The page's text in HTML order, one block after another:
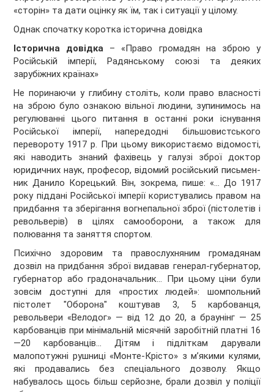
«сторін» та дати оцінку як їм, так і ситуації у цілому.
Однак спочатку коротка історична довідка
Історична довідка – «Право громадян на зброю у
Російській імперії, Радянському союзі та деяких
зарубіжних країнах»
Не поринаючи у глибину століть, коли право власності
на зброю було ознакою вільної людини, зупинимось на
регулюванні цього питання в останні роки існування
Російської імперії, напередодні більшовистського
перевороту 1917 р. При цьому використаємо відомості,
які наводить знаний фахівець у галузі зброї доктор
юридичних наук, про­фесор, відомий російський письмен­
ник Данило Корецький. Він, зокре­ма, пише: «... До 1917
року піддані Російської імперії користувались правом на
придбання та зберігання вогнепальної зброї (пістолетів і
ре­вольверів) в цілях самооборони, а та­кож для
полювання та заняття спор­том.
Психічно здоровим та правослухняним громадянам
дозвіл на придбання зброї видавав генерал-губернатор,
губернатор або градона­чальник... При цьому ціни були
зов­сім доступні для «простих людей»: шомпольний
пістолет "Оборона" коштував 3, 5 карбованця,
револьвери «Велодог» — від 12 до 20, а браунінг — 25
карбованців при мінімальній мі­сячній заробітній платні 16
—20 кар­бованців... Дітям і підліткам дарували
малопотужні рушниці «Монте-Крісто» з м’якими кулями,
які продавались без спеціального дозволу. Якщо
набувалось щось більш серйозне, брали дозвіл у поліції